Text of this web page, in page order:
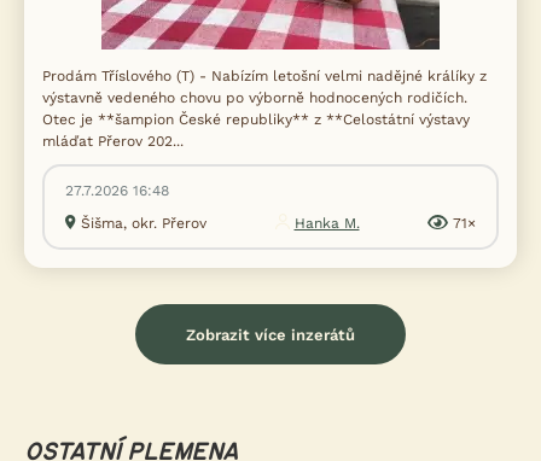
Prodám Tříslového (T) - Nabízím letošní velmi nadějné králíky z
výstavně vedeného chovu po výborně hodnocených rodičích.
Otec je **šampion České republiky** z **Celostátní výstavy
mláďat Přerov 202...
27.7.2026 16:48
Šišma, okr. Přerov
Hanka M. 71×
Zobrazit více inzerátů
OSTATNÍ PLEMENA